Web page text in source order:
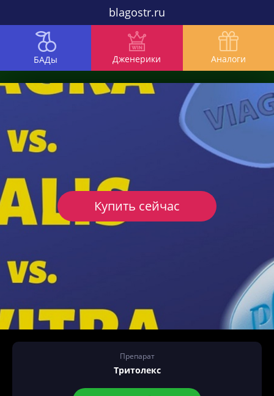
blagostr.ru
БАДы Дженерики Аналоги
Препарат
Тритолекс
Купить сейчас